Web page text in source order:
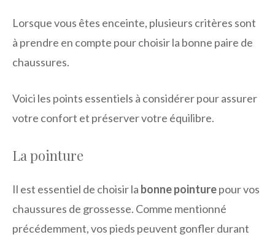
Lorsque vous êtes enceinte, plusieurs critères sont
à prendre en compte pour choisir la bonne paire de
chaussures.
Voici les points essentiels à considérer pour assurer
votre confort et préserver votre équilibre.
La pointure
Il est essentiel de choisir la bonne pointurepour vos
chaussures de grossesse. Comme mentionné
précédemment, vos pieds peuvent gonfler durant